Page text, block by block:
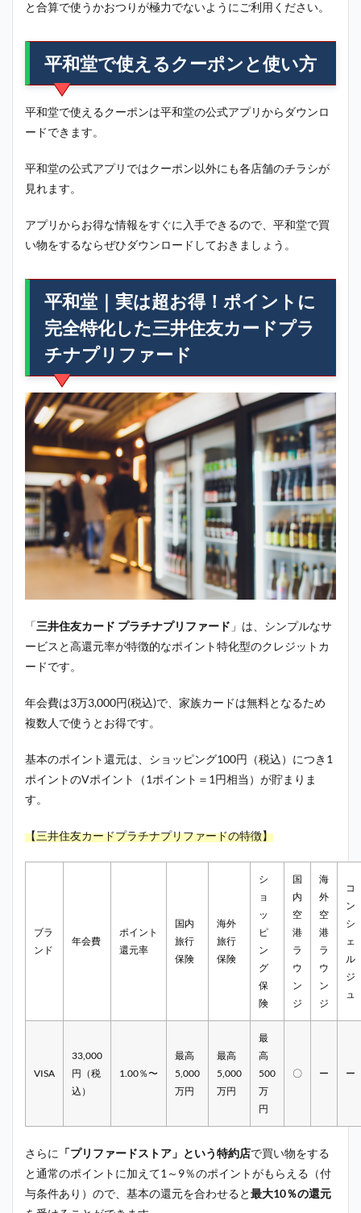
と合算で使うかおつりが極力でないようにご利用ください。
平和堂で使えるクーポンと使い方
平和堂で使えるクーポンは平和堂の公式アプリからダウンロ
ードできます。
平和堂の公式アプリではクーポン以外にも各店舗のチラシが
見れます。
アプリからお得な情報をすぐに入手できるので、平和堂で買
い物をするならぜひダウンロードしておきましょう。
平和堂｜実は超お得！ポイントに
完全特化した三井住友カードプラ
チナプリファード
「三井住友カード プラチナプリファード 」は、シンプルなサ
ービスと高還元率が特徴的なポイント特化型のクレジットカ
ードです。
年会費は3万3,000円(税込)で、家族カードは無料となるため
複数人で使うとお得です。
基本のポイント還元は、ショッピング100円（税込）につき1
ポイントのVポイント（1ポイント＝1円相当）が貯まりま
す。
【三井住友カードプラチナプリファードの特徴】
ブラ
ンド
年会費
ポイント
還元率
国内
旅行
保険
海外
旅行
保険
シ
ョ
ッ
ピ
ン
グ
保
険
国
内
空
港
ラ
ウ
ン
ジ
海
外
空
港
ラ
ウ
ン
ジ
コ
ン
シ
ェ
ル
ジ
ュ
VISA
33,000
円（税
込）
1.00％〜
最高
5,000
万円
最高
5,000
万円
最
高
500
万
円
〇 ー ー
さらに 「プリファードストア」という特約店で買い物をする
と通常のポイントに加えて1～9％のポイントがもらえる（付
与条件あり）ので、基本の還元を合わせると最大10％の還元